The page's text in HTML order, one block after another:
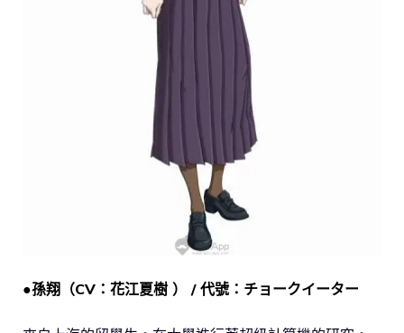
●孫翔（CV：花江夏樹 ） / 代號：チョークイーター